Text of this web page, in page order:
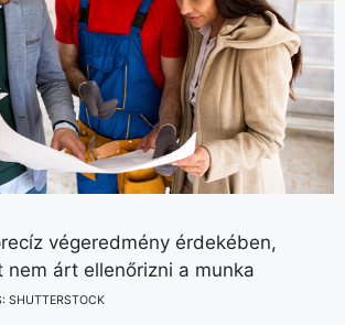
végeredmény érdekében,
nem árt ellenőrizni a munka
SHUTTERSTOCK